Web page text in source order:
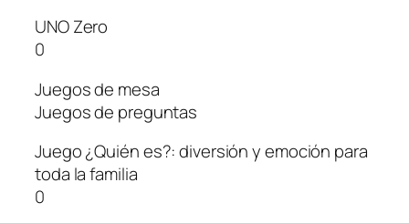
UNO Zero
0
Juegos de mesa
Juegos de preguntas
Juego ¿Quién es?: diversión y emoción para
toda la familia
0